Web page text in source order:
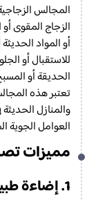
المجالس
الزجاج المقوى
أو المواد
للاستقبال أو
الحديقة أو
تعتبر هذه
والمنازل
العوامل الجوية
مميزات
1. إضاءة طبيعية رائعة